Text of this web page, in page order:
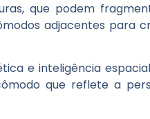
que podem
adjacentes para
e inteligência
que reflete a